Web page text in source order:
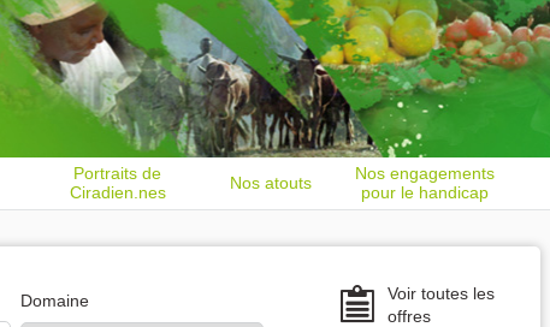
Portraits de
Ciradien.nes
Nos atouts
Nos engagements
pour le handicap
Domaine
Voir toutes les
offres